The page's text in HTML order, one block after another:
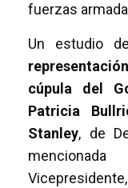
fuerzas
Un estudio
cúpula del
Patricia
Stanley, de
mencionada
Vicepresidente,